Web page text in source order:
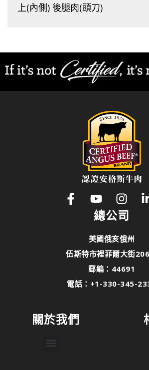
上(內側) 後腿肉(頭刀)
總公司
美國俄亥俄州
伍斯特市裡菲爾大街
郵編：44691
電話：+1-330-345-
關於我們